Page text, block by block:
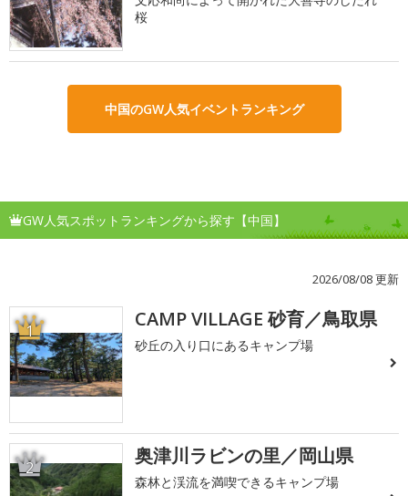
桜
中国のGW人気イベントランキング
GW人気スポットランキングから探す【中国】
2026/08/08 更新
1 CAMP VILLAGE 砂育／鳥取県
砂丘の入り口にあるキャンプ場
2 奥津川ラビンの里／岡山県
森林と渓流を満喫できるキャンプ場